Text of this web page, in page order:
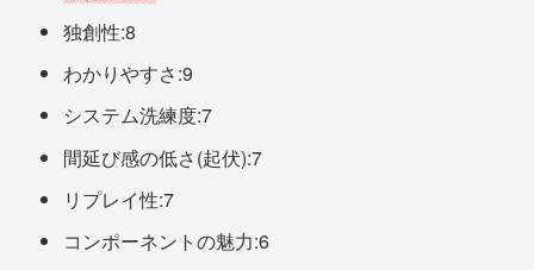
独創性:8
わかりやすさ:9
システム洗練度:7
間延び感の低さ(起伏):7
リプレイ性:7
コンポーネントの魅力:6